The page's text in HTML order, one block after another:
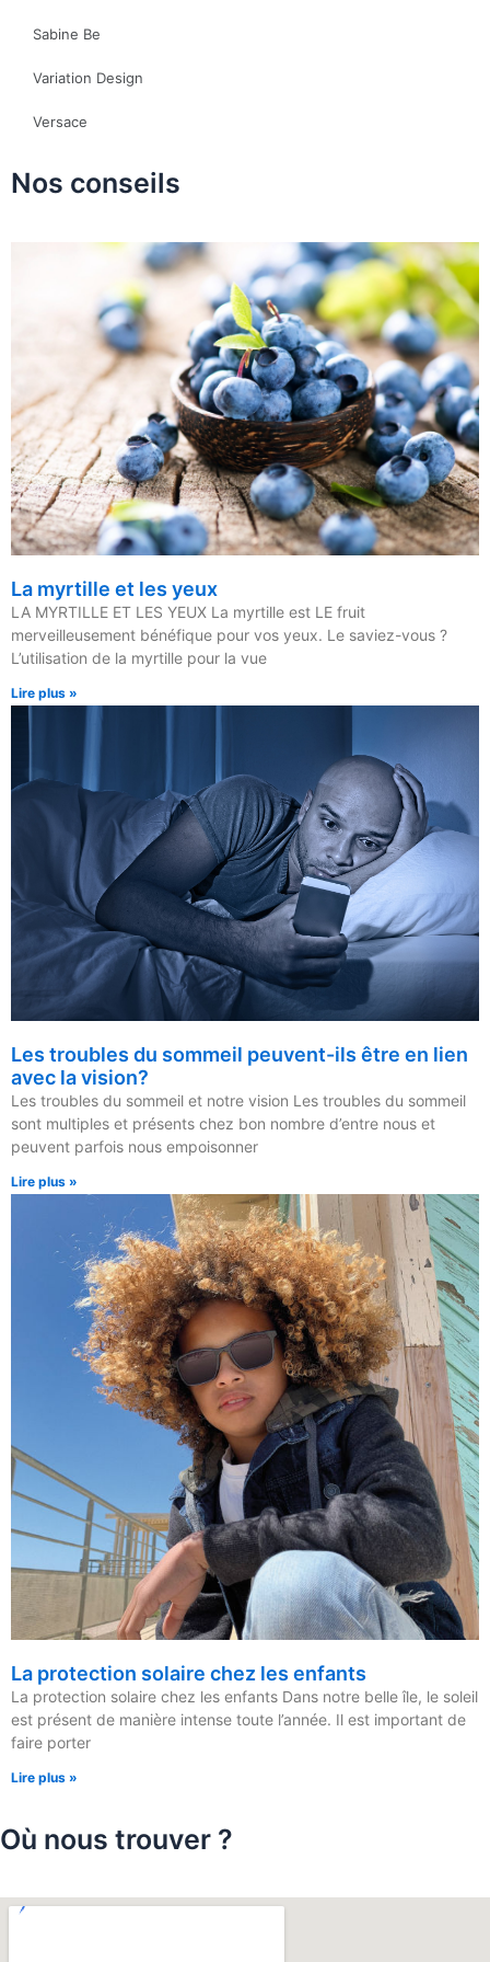
Sabine Be
Variation Design
Versace
Nos conseils
La myrtille et les yeux
LA MYRTILLE ET LES YEUX La myrtille est LE fruit
merveilleusement bénéfique pour vos yeux. Le saviez-vous ?
L’utilisation de la myrtille pour la vue
Lire plus »
Les troubles du sommeil peuvent-ils être en lien
avec la vision?
Les troubles du sommeil et notre vision Les troubles du sommeil
sont multiples et présents chez bon nombre d’entre nous et
peuvent parfois nous empoisonner
Lire plus »
La protection solaire chez les enfants
La protection solaire chez les enfants Dans notre belle île, le soleil
est présent de manière intense toute l’année. Il est important de
faire porter
Lire plus »
Où nous trouver ?